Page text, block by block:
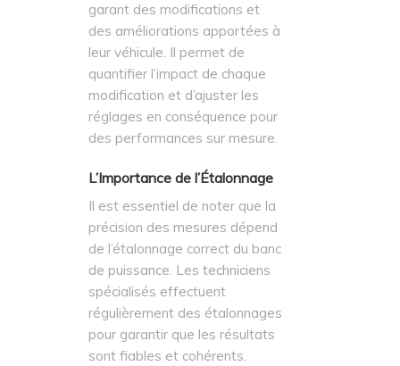
garant des modifications et
des améliorations apportées à
leur véhicule. Il permet de
quantifier l’impact de chaque
modification et d’ajuster les
réglages en conséquence pour
des performances sur mesure.
L’Importance de l’Étalonnage
Il est essentiel de noter que la
précision des mesures dépend
de l’étalonnage correct du banc
de puissance. Les techniciens
spécialisés effectuent
régulièrement des étalonnages
pour garantir que les résultats
sont fiables et cohérents.